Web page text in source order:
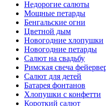
Недорогие салюты
Мощные петарды
Бенгальские огни
Цветной дым
Новогодние хлопушки
Новогодние петарды
Салют на свадьбу
Римская свеча
Салют для детей
Батарея фонтанов
Хлопушки с конфетти
Короткий салют